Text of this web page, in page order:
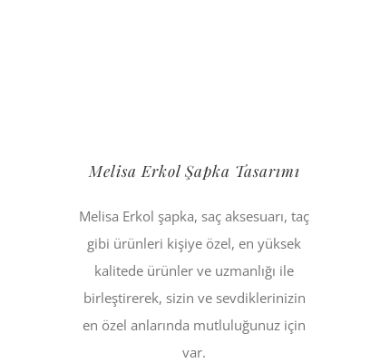
Melisa Erkol Şapka Tasarımı
Melisa Erkol şapka, saç aksesuarı, taç
gibi ürünleri kişiye özel, en yüksek
kalitede ürünler ve uzmanlığı ile
birleştirerek, sizin ve sevdiklerinizin
en özel anlarında mutluluğunuz için
var.